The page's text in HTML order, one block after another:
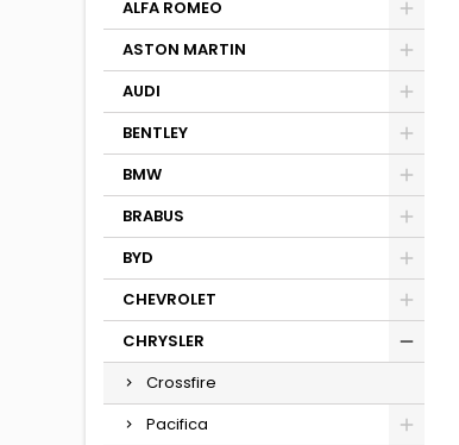
ALFA ROMEO
ASTON MARTIN
AUDI
BENTLEY
BMW
BRABUS
BYD
CHEVROLET
CHRYSLER
Crossfire
Pacifica